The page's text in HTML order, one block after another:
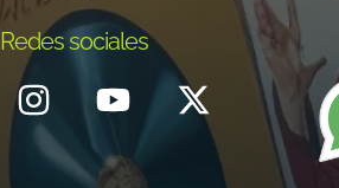
Redes sociales